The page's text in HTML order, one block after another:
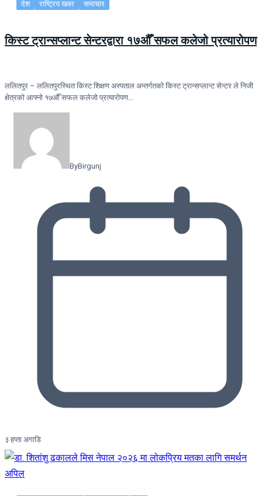
देश राष्ट्रिय खबर समाचार
किस्ट ट्रान्सप्लान्ट सेन्टरद्वारा १७औँ सफल कलेजो प्रत्यारोपण
ललितपुर – ललितपुरस्थित किस्ट शिक्षण अस्पताल अन्तर्गतको किस्ट ट्रान्सप्लान्ट सेन्टर ले निजी
क्षेत्रको आफ्नो १७औँ सफल कलेजो प्रत्यारोपण…
ByBirgunj
३ हप्ता अगाडि